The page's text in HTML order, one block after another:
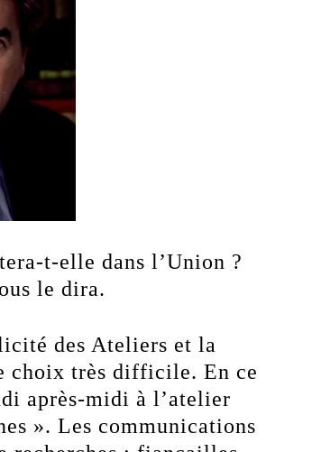
t-elle dans l’Union ?
le dira.
des Ateliers et la
choix très difficile. En ce
après-midi à l’atelier
». Les communications